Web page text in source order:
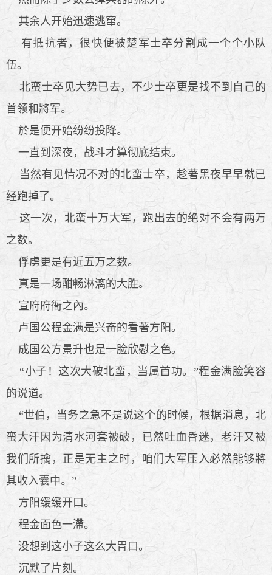
其余人开始迅速逃窜。
有抵抗者，很快便被楚军士卒分割成一个个小队
伍。
北蛮士卒见大势已去，不少士卒更是找不到自己的
首领和將军。
於是便开始纷纷投降。
一直到深夜，战斗才算彻底结束。
当然有见情况不对的北蛮士卒，趁著黑夜早早就已
经跑掉了。
这一次，北蛮十万大军，跑出去的绝对不会有两万
之数。
俘虏更是有近五万之数。
真是一场酣畅淋漓的大胜。
宣府府衙之內。
卢国公程金满是兴奋的看著方阳。
成国公方景升也是一脸欣慰之色。
“小子！这次大破北蛮，当属首功。”程金满脸笑容
的说道。
“世伯，当务之急不是说这个的时候，根据消息，北
蛮大汗因为清水河套被破，已然吐血昏迷，老汗又被
我们所擒，正是无主之时，咱们大军压入必然能够將
其收入囊中。”
方阳缓缓开口。
程金面色一滯。
没想到这小子这么大胃口。
沉默了片刻。